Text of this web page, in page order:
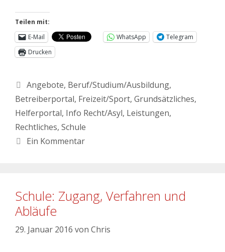
Teilen mit:
E-Mail
WhatsApp
Telegram
Drucken
Angebote, Beruf/Studium/Ausbildung,
Betreiberportal, Freizeit/Sport, Grundsätzliches,
Helferportal, Info Recht/Asyl, Leistungen,
Rechtliches, Schule
Ein Kommentar
Schule: Zugang, Verfahren und
Abläufe
29. Januar 2016 von Chris